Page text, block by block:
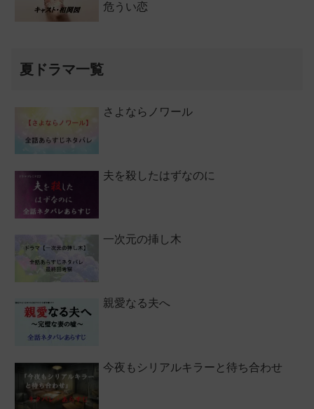
危うい恋
夏ドラマ一覧
さよならノワール
夫を殺したはずなのに
一次元の挿し木
親愛なる夫へ
今夜もシリアルキラーと待ち合わせ